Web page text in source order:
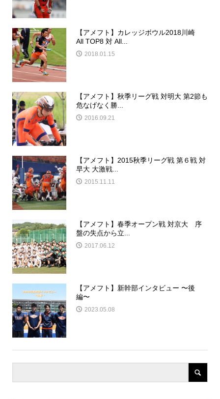
【アメフト】カレッジボウル2018川崎
All TOP8 対 All...
2018.01.15
【アメフト】秋季リーグ戦 対明大 第2節も
危なげなく勝...
2016.09.21
【アメフト】2015秋季リーグ戦 第６戦 対
早大 大激戦...
2015.11.11
【アメフト】春季オープン戦 対京大 序
盤の失点から立...
2017.06.12
【アメフト】新幹部インタビュー 〜後
編〜
2023.05.08